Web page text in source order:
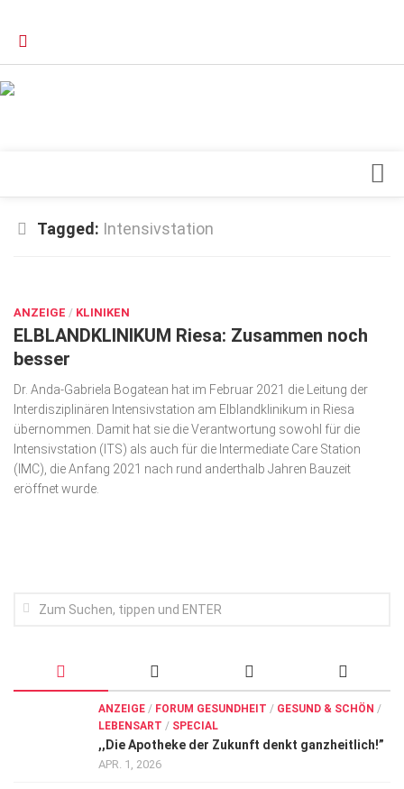
Orthopädie
Schönheit & Wohlbefinden
Special
Wirtschaft, Recht, Finanzen
Zahn, Mund, Kiefer
Forum Gesundheit
Kampf gegen Krebs
Lebensart
Tagged: Intensivstation
ANZEIGE / KLINIKEN
ELBLANDKLINIKUM Riesa: Zusammen noch
besser
Dr. Anda-Gabriela Bogatean hat im Februar 2021 die Leitung der
Interdisziplinären Intensivstation am Elblandklinikum in Riesa
übernommen. Damit hat sie die Verantwortung sowohl für die
Intensiv­station (ITS) als auch für die Inter­mediate Care Station
(IMC), die Anfang 2021 nach rund anderthalb Jahren Bauzeit
eröffnet wurde.
ANZEIGE / FORUM GESUNDHEIT / GESUND & SCHÖN /
LEBENSART / SPECIAL
,,Die Apotheke der Zukunft denkt ganzheitlich!”
APR. 1, 2026